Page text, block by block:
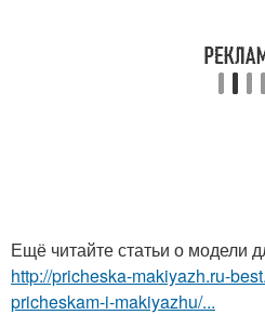
Ещё читайте статьи о модели
http://pricheska-makiyazh.ru-
pricheskam-i-makiyazhu/...